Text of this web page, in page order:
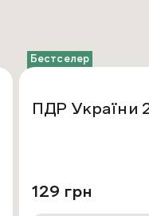
Бестселер
ПДР України
129 грн